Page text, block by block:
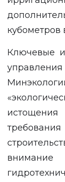
кубометров
Ключевые